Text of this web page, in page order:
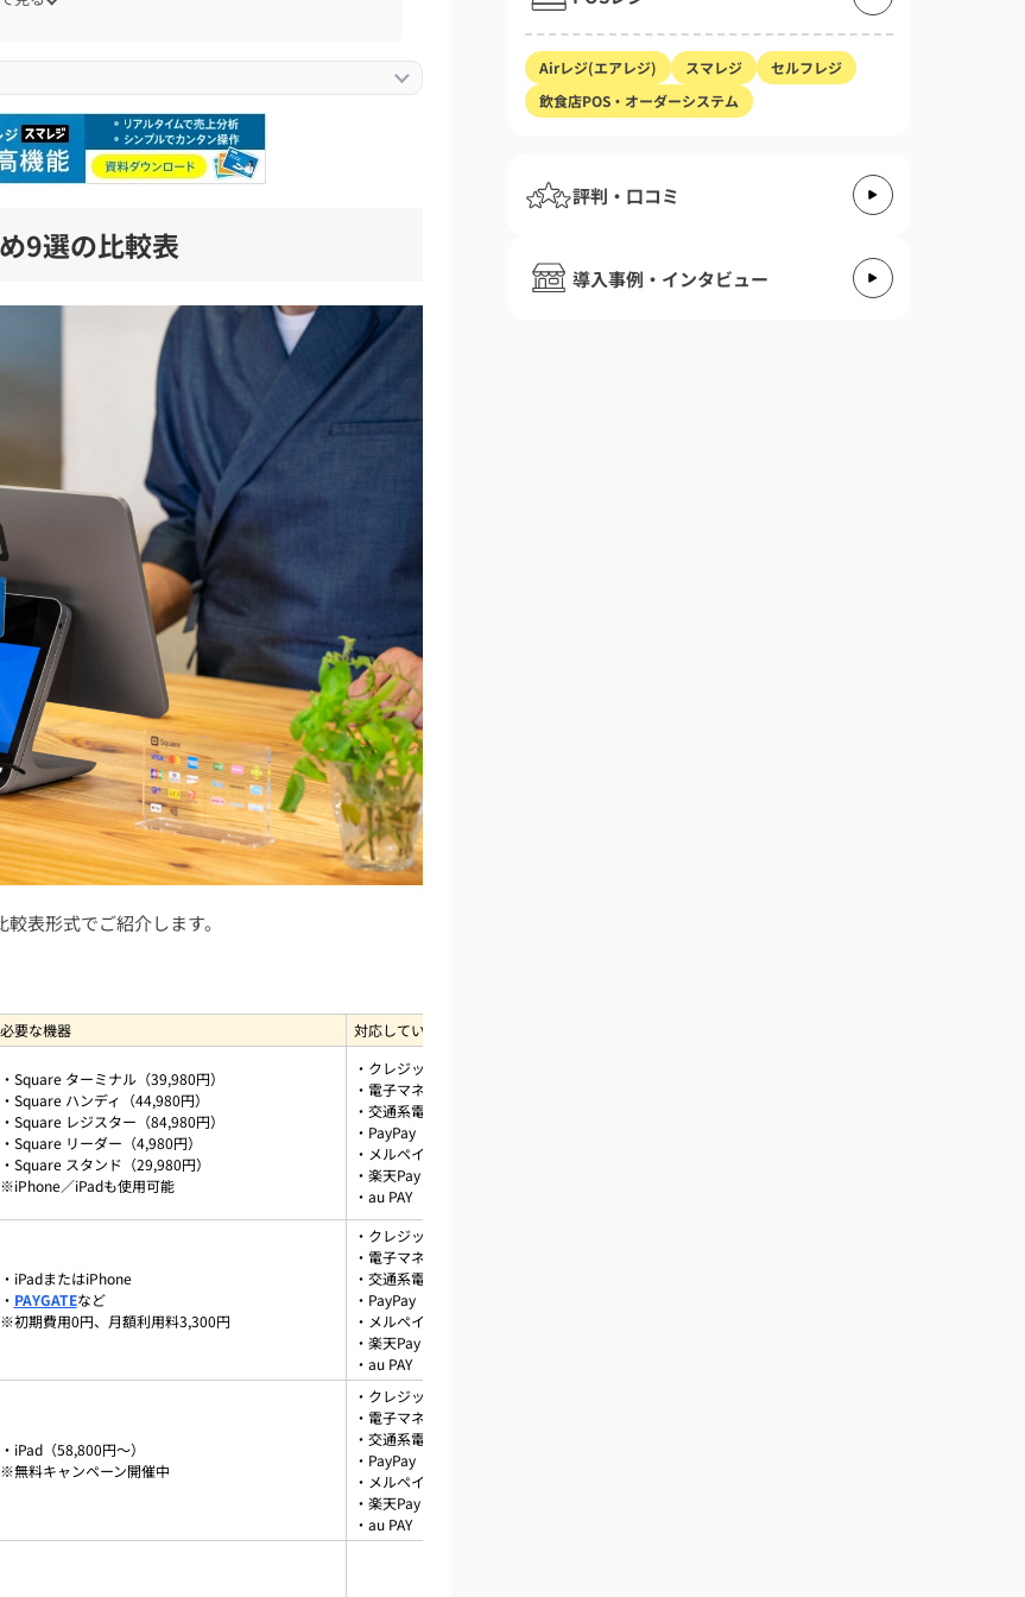
ト
補助金
めの周辺機器
ト発行方法は？
すすめ？
入に関するお役立ち情報まとめ
務効率にも明確な効果
果の改善余地も明確に
経営者の判断軸を分析
リ・レジのやり方も解説】
9選の比較表
表形式でご紹介します。
必要な機器 対応しているキャッシュレス決済
・Square ターミナル（39,980円）
・Square ハンディ（44,980円）
・Square レジスター（84,980円）
・Square リーダー（4,980円）
・Square スタンド（29,980円）
※iPhone／iPadも使用可能
・クレジットカード（Visa、MasterCard等）
・電子マネー（iD、QUICPay）
・交通系電子マネー（Suica、PASMO、ICOCA等）
・PayPay
・メルペイ
・楽天Pay
・au PAY
・iPadまたはiPhone
・ PAYGATEなど
※初期費用0円、月額利用料3,300円
・クレジットカード（Visa、MasterCard等）
・電子マネー（iD、QUICPay、nanaco、WAON等）
・交通系電子マネー（Suica、PASMO、ICOCA等）
・PayPay
・メルペイ
・楽天Pay
・au PAY
・iPad（58,800円～）
※無料キャンペーン開催中
・クレジットカード（Visa、MasterCard等）
・電子マネー（iD、QUICPay、nanaco、WAON等）
・交通系電子マネー（Suica、PASMO、ICOCA等）
・PayPay
・メルペイ
・楽天Pay
・au PAY
Airレジ(エアレジ) スマレジ
セルフレジ
飲食店POS・オーダーシステム
評判・口コミ
導入事例・インタビュー